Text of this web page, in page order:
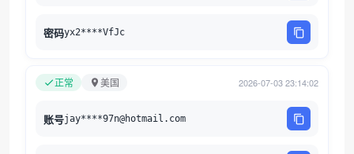
密码yx2****VfJc
正常 美国 2026-07-03 23:14:02
账号jay****97n@hotmail.com